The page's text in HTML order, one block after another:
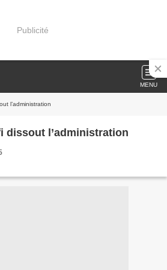
Publicité
MENU
l’administration
dissout l’administration